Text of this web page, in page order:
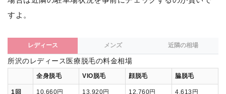
すよ。
レディース メンズ 近隣の相場
所沢のレディース医療脱毛の料金相場
全身脱毛 VIO脱毛 顔脱毛 脇脱毛
1回 10,660円 13,920円 12,760円 4,613円